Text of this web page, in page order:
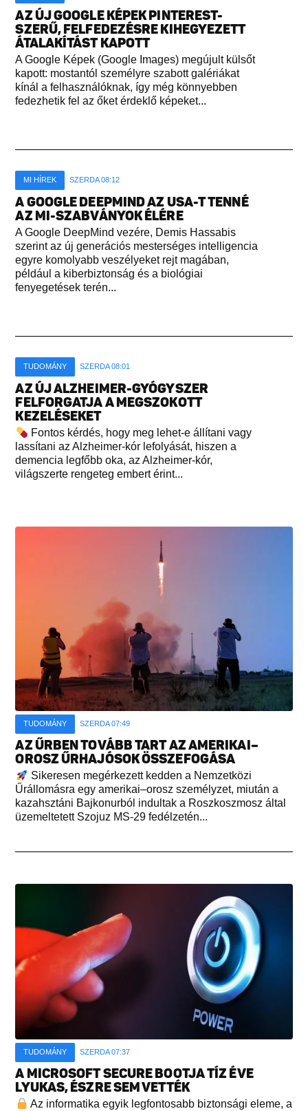
AZ ÚJ GOOGLE KÉPEK PINTEREST-
SZERŰ, FELFEDEZÉSRE KIHEGYEZETT
ÁTALAKÍTÁST KAPOTT
A Google Képek (Google Images) megújult külsőt
kapott: mostantól személyre szabott galériákat
kínál a felhasználóknak, így még könnyebben
fedezhetik fel az őket érdeklő képeket...
MI HÍREK SZERDA 08:12
A GOOGLE DEEPMIND AZ USA-T TENNÉ
AZ MI-SZABVÁNYOK ÉLÉRE
A Google DeepMind vezére, Demis Hassabis
szerint az új generációs mesterséges intelligencia
egyre komolyabb veszélyeket rejt magában,
például a kiberbiztonság és a biológiai
fenyegetések terén...
TUDOMÁNY SZERDA 08:01
AZ ÚJ ALZHEIMER-GYÓGYSZER
FELFORGATJA A MEGSZOKOTT
KEZELÉSEKET
Fontos kérdés, hogy meg lehet-e állítani vagy
lassítani az Alzheimer-kór lefolyását, hiszen a
demencia legfőbb oka, az Alzheimer-kór,
világszerte rengeteg embert érint...
TUDOMÁNY SZERDA 07:49
AZ ŰRBEN TOVÁBB TART AZ AMERIKAI–
OROSZ ŰRHAJÓSOK ÖSSZEFOGÁSA
Sikeresen megérkezett kedden a Nemzetközi
Űrállomásra egy amerikai–orosz személyzet, miután a
kazahsztáni Bajkonurból indultak a Roszkoszmosz által
üzemeltetett Szojuz MS-29 fedélzetén...
TUDOMÁNY SZERDA 07:37
A MICROSOFT SECURE BOOTJA TÍZ ÉVE
LYUKAS, ÉSZRE SEM VETTÉK
Az informatika egyik legfontosabb biztonsági eleme, a